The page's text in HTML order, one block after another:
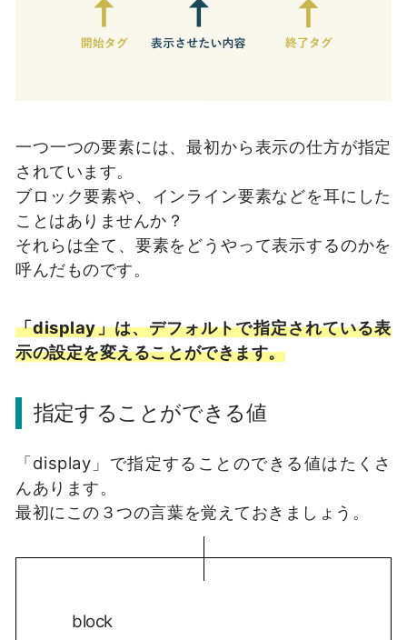
一つ一つの要素には、最初から表示の仕方が指定
されています。
ブロック要素や、インライン要素などを耳にした
ことはありませんか？
それらは全て、要素をどうやって表示するのかを
呼んだものです。
「display」は、デフォルトで指定されている表
示の設定を変えることができます。
指定することができる値
「display」で指定することのできる値はたくさ
んあります。
最初にこの３つの言葉を覚えておきましょう。
block